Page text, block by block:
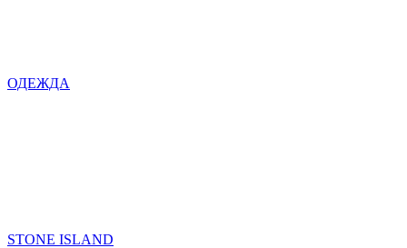
ОДЕЖДА
STONE ISLAND